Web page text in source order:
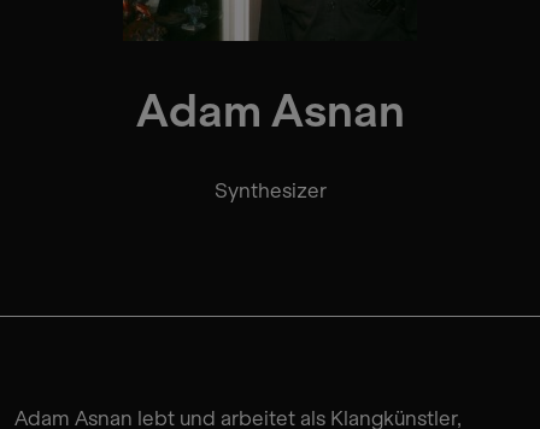
Adam Asnan
Synthesizer
Adam Asnan lebt und arbeitet als Klangkünstler,